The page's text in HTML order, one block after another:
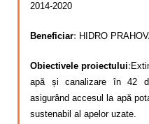
2014-2020
Beneficiar: HIDRO
Obiectivele proiectului:
apă și canalizare în 42
asigurând accesul la apă
sustenabil al apelor uzate.